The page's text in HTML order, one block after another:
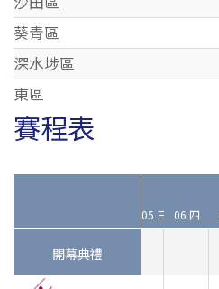
葵青區
深水埗區
東區
賽程表
開幕典禮
05 三 06 四